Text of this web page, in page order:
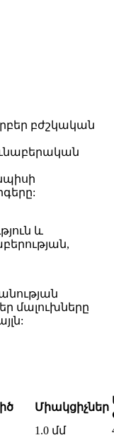
բժշկական
և
մալուխները
Միակցիչներ
1.0 մմ